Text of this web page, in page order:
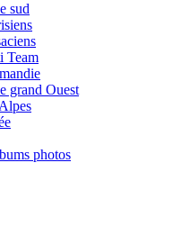
sud
Team
grand Ouest
photos